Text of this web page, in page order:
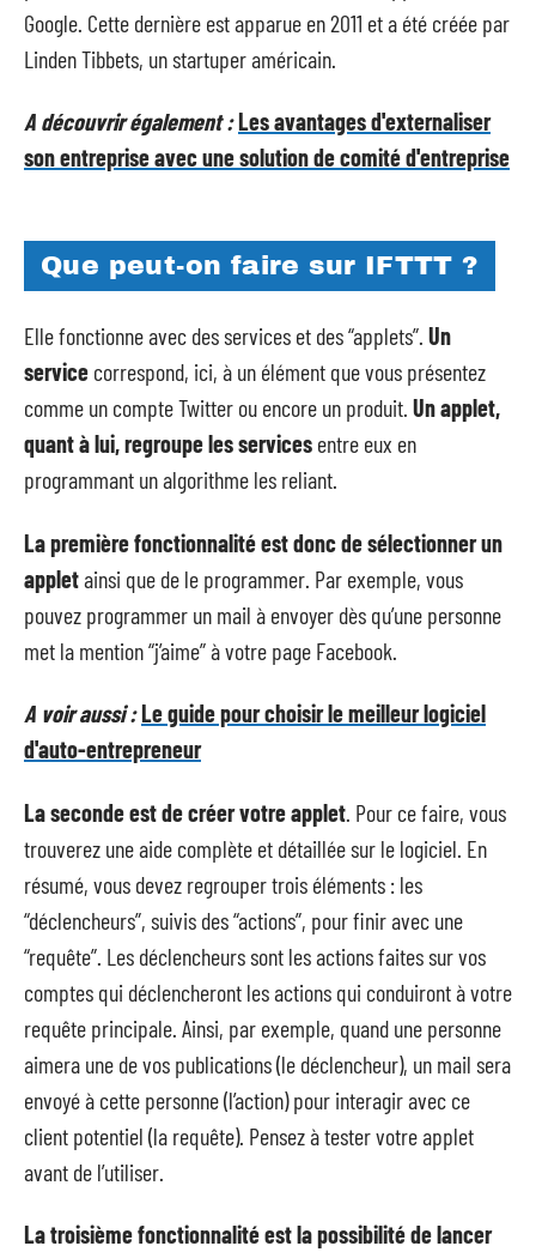
Google. Cette dernière est apparue en 2011 et a été créée par
Linden Tibbets, un startuper américain.
A découvrir également :Les avantages d'externaliser
son entreprise avec une solution de comité d'entreprise
Que peut-on faire sur IFTTT ?
Elle fonctionne avec des services et des “applets”. Un
service correspond, ici, à un élément que vous présentez
comme un compte Twitter ou encore un produit. Un applet,
quant à lui, regroupe les services entre eux en
programmant un algorithme les reliant.
La première fonctionnalité est donc de sélectionner un
appletainsi que de le programmer. Par exemple, vous
pouvez programmer un mail à envoyer dès qu’une personne
met la mention “j’aime” à votre page Facebook.
A voir aussi :Le guide pour choisir le meilleur logiciel
d'auto-entrepreneur
La seconde est de créer votre applet . Pour ce faire, vous
trouverez une aide complète et détaillée sur le logiciel. En
résumé, vous devez regrouper trois éléments : les
“déclencheurs”, suivis des “actions”, pour finir avec une
“requête”. Les déclencheurs sont les actions faites sur vos
comptes qui déclencheront les actions qui conduiront à votre
requête principale. Ainsi, par exemple, quand une personne
aimera une de vos publications (le déclencheur), un mail sera
envoyé à cette personne (l’action) pour interagir avec ce
client potentiel (la requête). Pensez à tester votre applet
avant de l’utiliser.
La troisième fonctionnalité est la possibilité de lancer